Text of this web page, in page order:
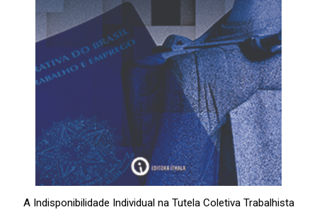
A Indisponibilidade Individual na Tutela Coletiva Trabalhista